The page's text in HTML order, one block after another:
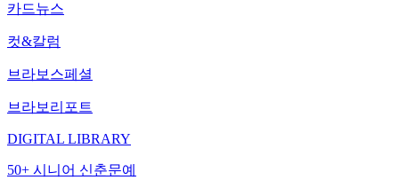
카드뉴스
컷&칼럼
브라보스페셜
브라보리포트
DIGITAL LIBRARY
50+ 시니어 신춘문예